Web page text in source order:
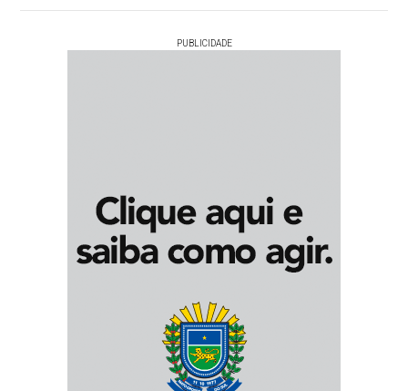
PUBLICIDADE